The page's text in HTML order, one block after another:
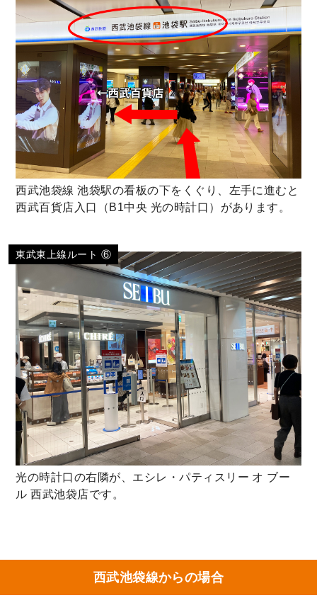
西武池袋線 池袋駅の看板の下をくぐり、左手に進むと
西武百貨店入口（B1中央 光の時計口）があります。
東武東上線ルート ⑥
光の時計口の右隣が、エシレ・パティスリー オ ブー
ル 西武池袋店です。
西武池袋線からの場合